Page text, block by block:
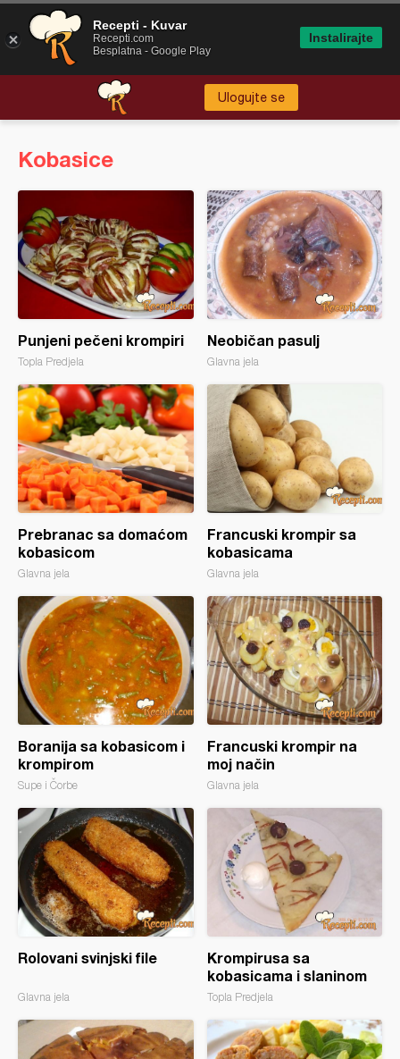
Ulogujte se
Kobasice
Punjeni pečeni krompiri
Topla Predjela
Neobičan pasulj
Glavna jela
Prebranac sa domaćom
kobasicom
Glavna jela
Francuski krompir sa
kobasicama
Glavna jela
Boranija sa kobasicom i
krompirom
Supe i Čorbe
Francuski krompir na
moj način
Glavna jela
Rolovani svinjski file
Glavna jela
Krompirusa sa
kobasicama i slaninom
Topla Predjela
Recepti - Kuvar
Recepti.com
Besplatna - Google Play
Instalirajte